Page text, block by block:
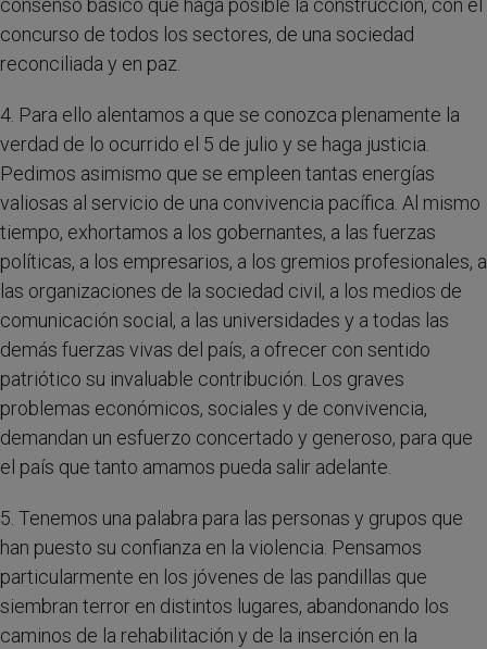
consenso básico que haga posible la construcción, con el
concurso de todos los sectores, de una sociedad
reconciliada y en paz.
4. Para ello alentamos a que se conozca plenamente la
verdad de lo ocurrido el 5 de julio y se haga justicia.
Pedimos asimismo que se empleen tantas energías
valiosas al servicio de una convivencia pacífica. Al mismo
tiempo, exhortamos a los gobernantes, a las fuerzas
políticas, a los empresarios, a los gremios profesionales, a
las organizaciones de la sociedad civil, a los medios de
comunicación social, a las universidades y a todas las
demás fuerzas vivas del país, a ofrecer con sentido
patriótico su invaluable contribución. Los graves
problemas económicos, sociales y de convivencia,
demandan un esfuerzo concertado y generoso, para que
el país que tanto amamos pueda salir adelante.
5. Tenemos una palabra para las personas y grupos que
han puesto su confianza en la violencia. Pensamos
particularmente en los jóvenes de las pandillas que
siembran terror en distintos lugares, abandonando los
caminos de la rehabilitación y de la inserción en la